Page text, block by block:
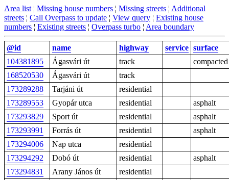
Area list ¦ Missing house numbers ¦ Missing streets ¦ Additional
streets ¦ Call Overpass to update ¦ View query ¦ Existing house
numbers ¦ Existing streets ¦ Overpass turbo ¦ Area boundary
@id name highway service surface
104381895
Ágasvári út track
compacted
168520530
Ágasvári út
track
173289288
Tarjáni út
residential
173289553
Gyopár utca residential
asphalt
173293829
Sport út residential
asphalt
173293991
Forrás út residential
asphalt
173294006
Nap utca
residential
173294292
Dobó út residential
asphalt
173294831
Arany János út
residential